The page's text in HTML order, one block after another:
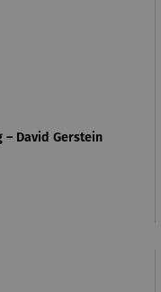
David Gerstein